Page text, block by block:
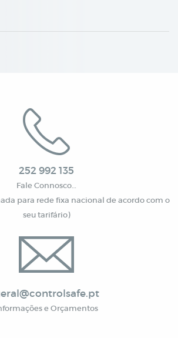
252 992 135
Fale Connosco…
para rede fixa nacional de acordo com o
seu tarifário)
e Orçamentos